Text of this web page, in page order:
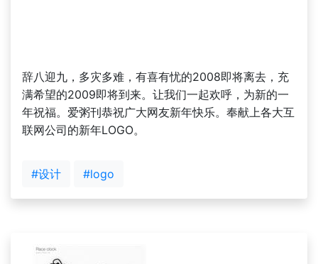
辞八迎九，多灾多难，有喜有忧的2008即将离去，充
满希望的2009即将到来。让我们一起欢呼，为新的一
年祝福。爱粥刊恭祝广大网友新年快乐。奉献上各大互
联网公司的新年LOGO。
#设计 #logo